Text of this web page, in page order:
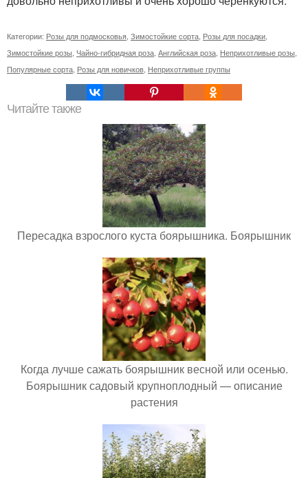
Категории: Розы для подмосковья Зимостойкие сорта Розы для посадки
Зимостойкие розы Чайно-гибридная роза Английская роза Неприхотливые розы
Популярные сорта Розы для новичков Неприхотливые группы
Читайте также
Пересадка взрослого куста боярышника. Боярышник
Когда лучше сажать боярышник весной или осенью.
Боярышник садовый крупноплодный — описание
растения